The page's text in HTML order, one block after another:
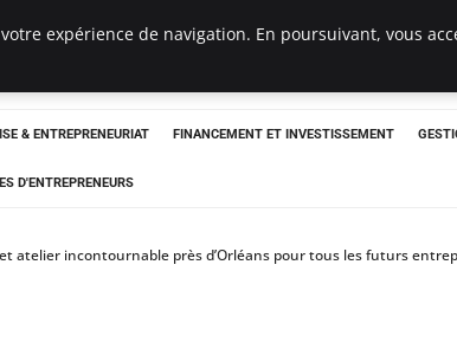
& ENTREPRENEURIAT FINANCEMENT ET INVESTISSEMENT
D'ENTREPRENEURS
atelier incontournable près d’Orléans pour tous les futurs
expérience de navigation. En poursuivant, vous